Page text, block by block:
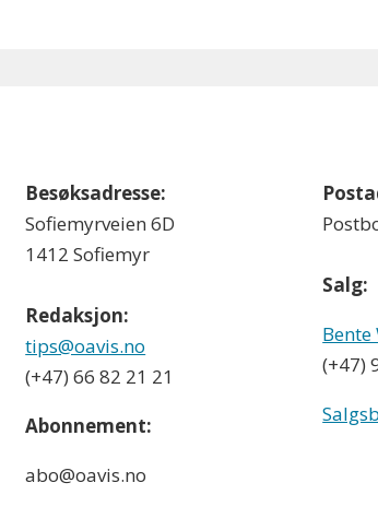
Besøksadresse:
Sofiemyrveien 6D
1412 Sofiemyr
Redaksjon:
tips@oavis.no
(+47) 66 82 21 21
Abonnement:
abo@oavis.no
Salg:
(+47)